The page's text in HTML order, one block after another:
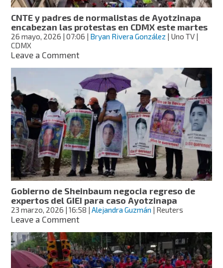
CNTE y padres de normalistas de Ayotzinapa
encabezan las protestas en CDMX este martes
26 mayo, 2026 | 07:06 | Bryan Rivera González | Uno TV |
CDMX
Leave a Commenton
padres
de
normalistas
de
Ayotzinapa
encabezan
las
protestas
en
CDMX
este
martes
Gobierno de Sheinbaum negocia regreso de
expertos del GIEI para caso Ayotzinapa
23 marzo, 2026 | 16:58 |Alejandra Guzmán | Reuters
Leave a Commenton
de
Sheinbaum
negocia